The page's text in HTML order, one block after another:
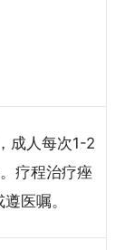
成人每次1-2
疗程治疗痤
医嘱。